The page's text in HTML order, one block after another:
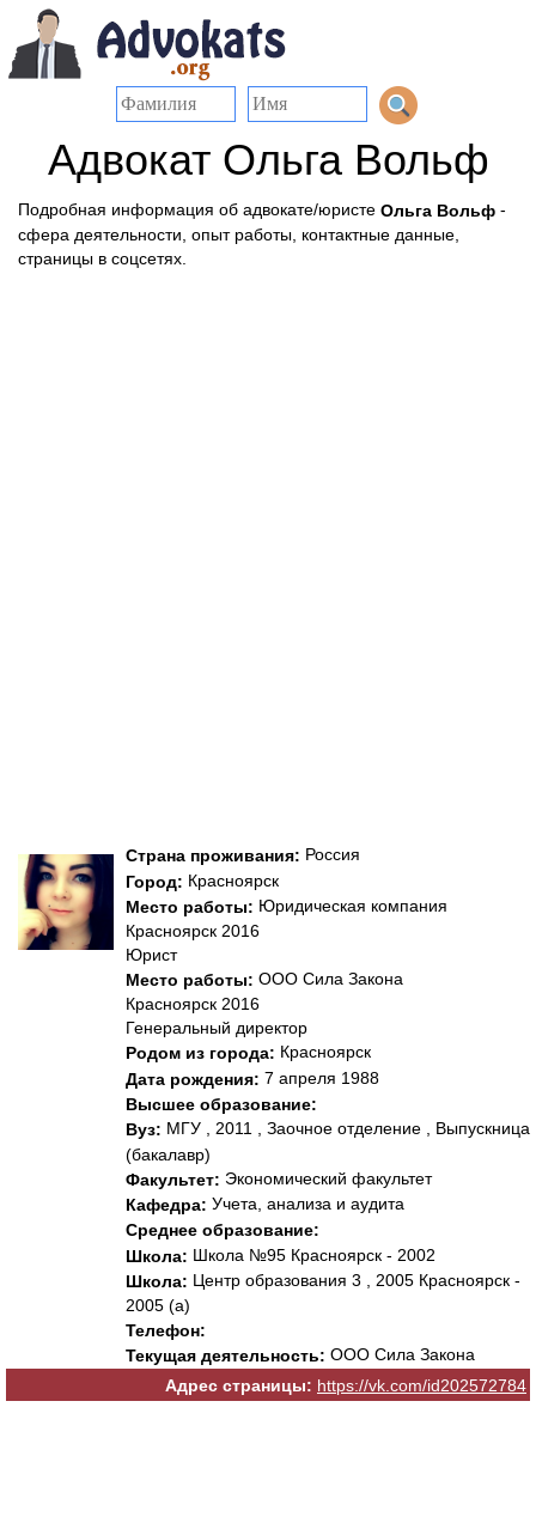
Адвокат Ольга Вольф
Подробная информация об адвокате/юристе Ольга Вольф -
сфера деятельности, опыт работы, контактные данные,
страницы в соцсетях.
Страна проживания: Россия
Город: Красноярск
Место работы: Юридическая компания
Красноярск 2016
Юрист
Место работы: ООО Сила Закона
Красноярск 2016
Генеральный директор
Родом из города: Красноярск
Дата рождения: 7 апреля 1988
Высшее образование:
Вуз: МГУ , 2011 , Заочное отделение , Выпускница
(бакалавр)
Факультет: Экономический факультет
Кафедра: Учета, анализа и аудита
Среднее образование:
Школа: Школа №95 Красноярск - 2002
Школа: Центр образования 3 , 2005 Красноярск -
2005 (а)
Телефон:
Текущая деятельность: ООО Сила Закона
Адрес страницы: https://vk.com/id202572784